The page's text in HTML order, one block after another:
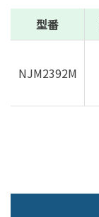
型番
NJM2392M